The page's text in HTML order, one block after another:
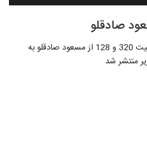
صادقلو
موزیک جدید و زیبای مسکن با کیفیت 320 و 128 از مسعود صادقلو به
منتشر شد